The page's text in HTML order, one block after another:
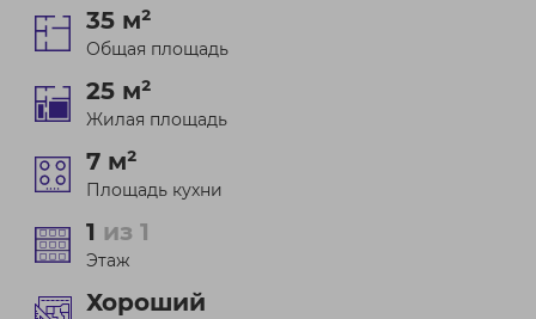
35 м²
Общая площадь
25 м²
Жилая площадь
7 м²
Площадь кухни
1 из 1
Этаж
Хороший